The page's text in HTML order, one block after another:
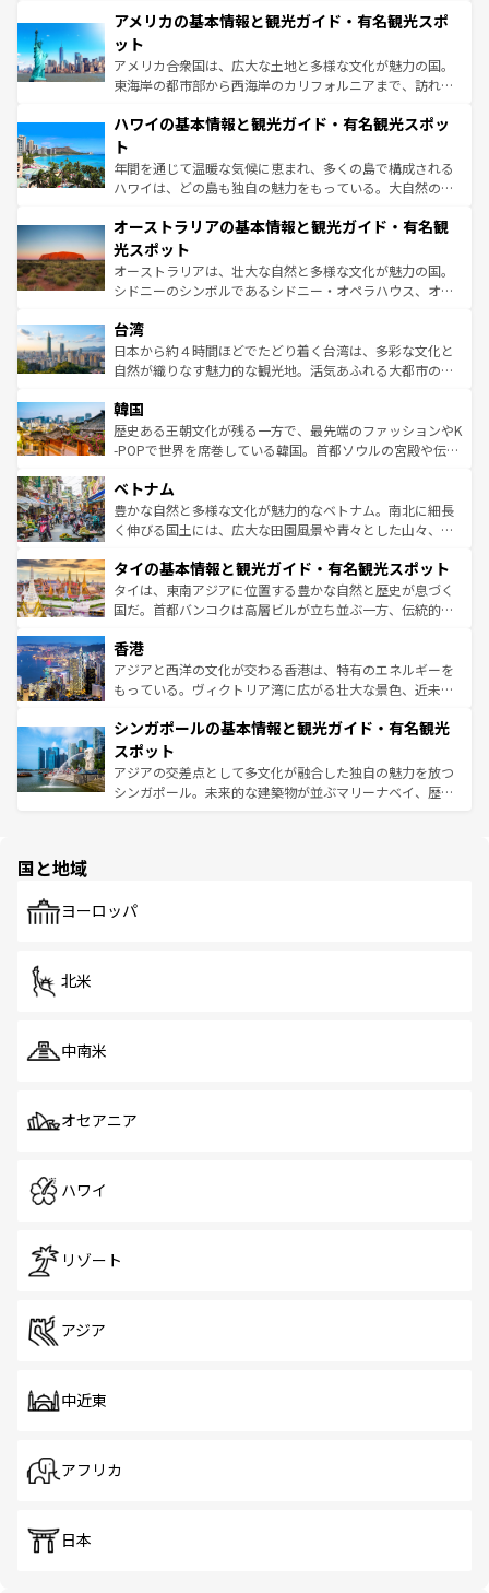
ンツ一覧を参照してほしい。
の建物がそのまま残る町や、スイスならではのユニークな
博物館もあり、アルプス観光だけでなく町歩きも満喫する
ことができる。国民の所得が高いため物価も高いが、旅行
者向けの交通パス提供のサービスもあり、うまく活用すれ
着のスイス情報はコンテンツ一覧を参照してほしい。
アメリカの基本情報と観光ガイド・有名観光スポ
ット
アメリカ合衆国は、広大な土地と多様な文化が魅力の国。
東海岸の都市部から西海岸のカリフォルニアまで、訪れる
のような巨大都市は、観光、ショッピング、エンターテイ
ンメントが詰まった刺激的なスポットだ。一方、アメリカ
西部には大自然が広がり、グランドキャニオンやイエロー
ストーン国立公園といった絶景が堪能できる。さらに、南
文化が魅力。旅行者はアメリカの各地域で異なる魅力を楽
しみながら、その多様性と豊かな歴史を感じることができ
るだろう。車でのロードトリップや列車の旅も、アメリカ
ならではの贅沢な旅のスタイルだ。 なお、新着のアメリカ
情報は コンテンツ一覧 を参照してほしい。
ハワイの基本情報と観光ガイド・有名観光スポッ
ト
年間を通じて温暖な気候に恵まれ、多くの島で構成される
ハワイは、どの島も独自の魅力をもっている。大自然の神
ワイ島は見逃せない。また、定番の観光地といえばオアフ
島だが、静かな自然を求めるならマウイ島やカウアイ島が
おすすめ。エメラルドグリーンに輝く海をはじめ、豊かな
文化や歴史が息づいている。「アロハスピリット」と呼ば
人々、おいしいローカルフードやハワイアンミュージッ
ク、伝統的なフラダンスなど、すべてがハワイの魅力を彩
っている。訪れるたびに新しい発見と感動が待っているハ
はコンテンツ一覧
オーストラリアの基本情報と観光ガイド・有名観
光スポット
オーストラリアは、壮大な自然と多様な文化が魅力の国。
シドニーのシンボルであるシドニー・オペラハウス、オー
リアリーフや大陸中央部にそびえるウルル（エアーズロッ
ク）、タスマニアの美しい原生林やケアンズの熱帯雨林な
ど、見どころがたくさん。また、カフェやワイン、オージ
いる。アクティビティも充実しており、サーフィンやダイ
ビング、ハイキングなど、アウトドア好きにはたまらな
い。オーストラリアの多彩な魅力を存分に味わいつくそ
参照してほしい。
台湾
日本から約４時間ほどでたどり着く台湾は、多彩な文化と
自然が織りなす魅力的な観光地。活気あふれる大都市の台
ン）、静ひつな山岳地帯である台湾東部など、都市の喧騒
と山間の静けさが共存しており、訪れる人に新しい発見と
驚きをもたらしてくれる。また、奥深い台湾の食文化も魅
容にもいいと評判のスイーツなど、バラエティ豊かな料理
が味わえる。 なお、新着の台湾情報は コンテンツ一覧を参
照してほしい。
韓国
歴史ある王朝文化が残る一方で、最先端のファッションやK
-POPで世界を席巻している韓国。首都ソウルの宮殿や伝統
き、地方に足を延ばせば四季折々の自然美を楽しむことが
できる。そして、キムチや焼肉、絶品のストリートフード
まで、さまざまな韓国料理が待っている。夜には、韓国な
リティに包まれながら、韓国の多彩な魅力を心ゆくまで味
わってみてほしい。 なお、新着の韓国情報はコンテンツ一
覧を参照してほしい。
ベトナム
豊かな自然と多様な文化が魅力的なベトナム。南北に細長
く伸びる国土には、広大な田園風景や青々とした山々、世
急速な発展と共に伝統が息づく。ハノイの古い町並みやホ
ーチミン市のフランス統治時代の建物も、独特の雰囲気を
醸し出している。また、バラエティの豊かさとおいしさで
とつ。フォーやバインミー、ベトナムコーヒーなどは、ぜ
ひ現地で味わいたい。どの地域を訪れてもあたたかい人々
が旅行者を迎えてくれるので、きっと忘れられない旅にな
参照してほしい。
タイの基本情報と観光ガイド・有名観光スポット
タイは、東南アジアに位置する豊かな自然と歴史が息づく
国だ。首都バンコクは高層ビルが立ち並ぶ一方、伝統的な
の活気が交差している。北部ではチェンマイなどの山岳地
帯で自然と触れ合い、南部ではプーケットやクラビの美し
いビーチでリゾート気分を楽しむことができる。タイ料理
激する。気候は一年中温暖で、どの季節にも異なる楽しみ
が待っている。親しみやすいタイの人々、仏教を中心とし
た文化、そして多様な観光資源が、訪れる旅人を魅了し続
ける。 なお、新着のタイ情報はコンテンツ一覧を参照して
香港
アジアと西洋の文化が交わる香港は、特有のエネルギーを
もっている。ヴィクトリア湾に広がる壮大な景色、近未来
み、どこを訪れても感動するはず。観光スポットが密集し
ており、効率よく見どころを回れるのも魅力。息をのむよ
うな絶景から文化的な体験まで、香港を存分に楽しみ尽く
そう。 なお、新着の香港情報はコンテンツ一覧を参照して
シンガポールの基本情報と観光ガイド・有名観光
スポット
アジアの交差点として多文化が融合した独自の魅力を放つ
シンガポール。未来的な建築物が並ぶマリーナベイ、歴史
で、ホーカーズは地元の風情を楽しめる外せないスポット
国と地域
ヨーロッパ
北米
中南米
オセアニア
ハワイ
リゾート
アジア
中近東
アフリカ
日本